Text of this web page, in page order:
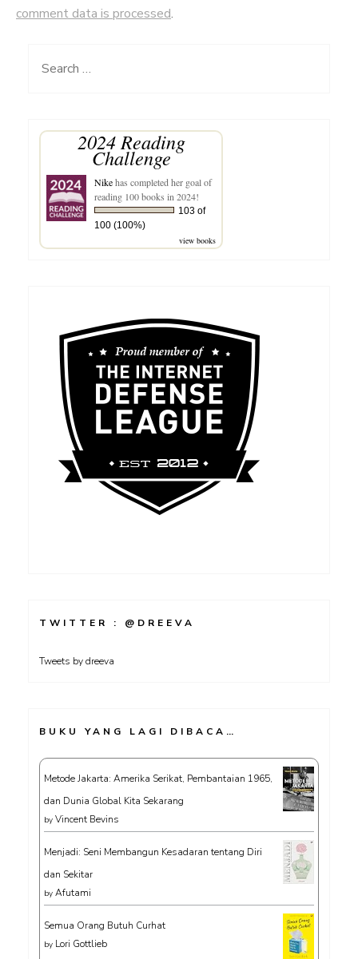
comment data is processed.
Search
2024 Reading
Challenge
Nikehas completed her goal of
reading 100 books in 2024!
103 of
100 (100%)
view books
TWITTER : @DREEVA
Tweets by dreeva
BUKU YANG LAGI DIBACA…
Metode Jakarta: Amerika Serikat, Pembantaian 1965,
dan Dunia Global Kita Sekarang
by Vincent Bevins
Menjadi: Seni Membangun Kesadaran tentang Diri
dan Sekitar
by Afutami
Semua Orang Butuh Curhat
by Lori Gottlieb